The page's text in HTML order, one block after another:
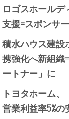
ロゴスホール
支援=スポンサ
積水ハウス建設
携強化へ新組織
ートナー」に
トヨタホーム
営業利益率5%